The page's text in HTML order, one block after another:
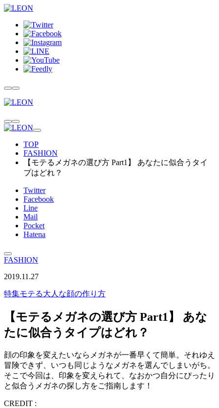
TOP
FASHION
【モテるメガネの選び方 Part1】 あなたに似合うタイ
プはどれ？
Twitter
Facebook
Line
Mail
Pocket
Hatena
FASHION
2019.11.27
特集モテる大人な顔の作り方
【モテるメガネの選び方 Part1】 あな
たに似合うタイプはどれ？
顔の印象を変えたいならメガネが一番早くて簡単。それゆえ
冒険できず、いつも同じようなメガネを選んでしまいがち。
そこで今回は、印象を変えられて、なおかつ自分にぴったり
と似合うメガネの探し方をご指南します！
CREDIT :